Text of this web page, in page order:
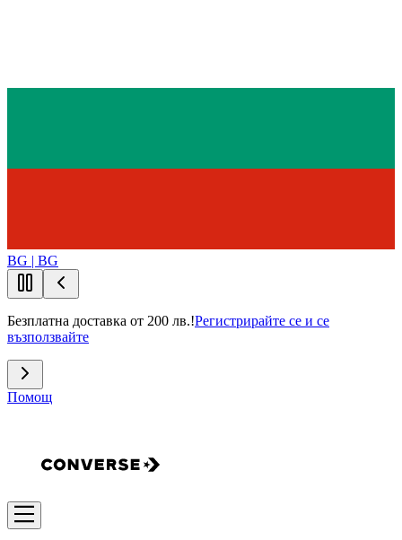
BG | BG
Безплатна доставка от 200 лв.!Регистрирайте се и се
възползвайте
Помощ